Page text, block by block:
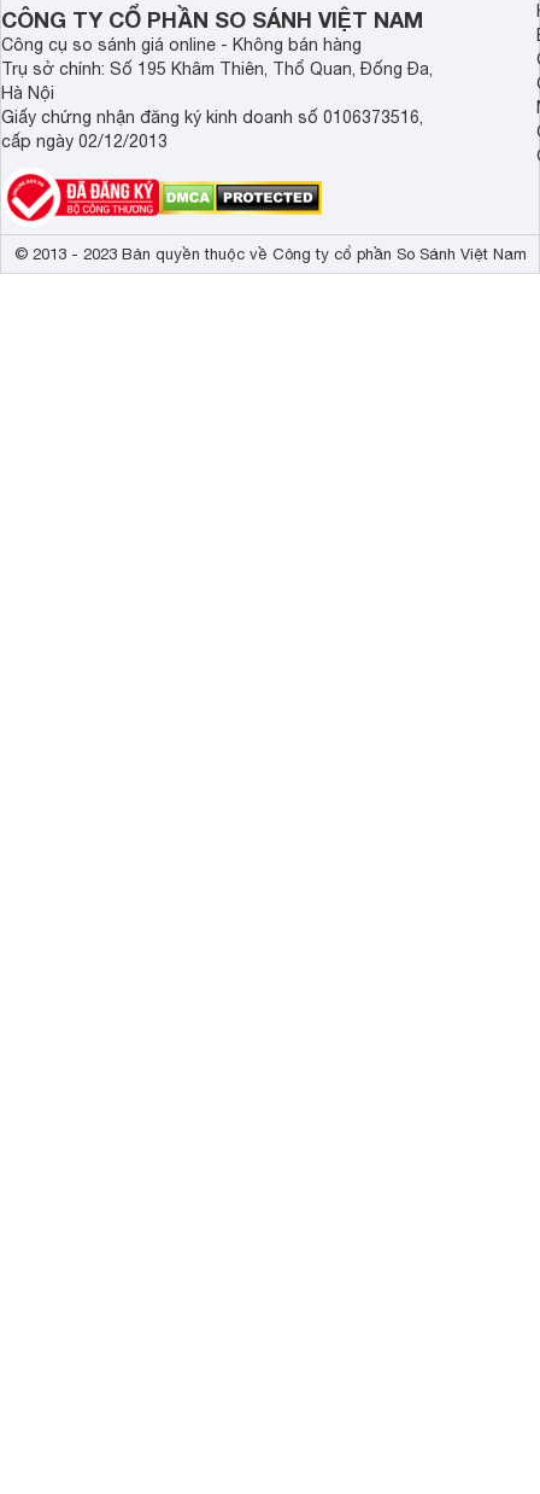
CÔNG TY CỔ PHẦN SO SÁNH VIỆT NAM
Công cụ so sánh giá online - Không bán hàng
Trụ sở chính: Số 195 Khâm Thiên, Thổ Quan, Đống Đa,
Hà Nội
Giấy chứng nhận đăng ký kinh doanh số 0106373516,
cấp ngày 02/12/2013
© 2013 - 2023 Bản quyền thuộc về Công ty cổ phần So Sánh Việt Nam